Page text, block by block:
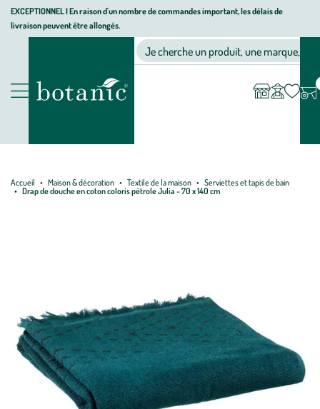
Aller
Aller
au
Aller
au
page
EXCEPTIONNEL I En raison d'un nombre de commandes important, les délais de
livraison peuvent être allongés.
Nos produits
Jardinerie écologique, animalerie, décoration, alimentation bio
Je cherche un produit, une marque, un
compte
Accueil Maison & décoration Textile de la maison
Serviettes et tapis de bain
Drap de douche en coton coloris pétrole Julia - 70 x 140 cm